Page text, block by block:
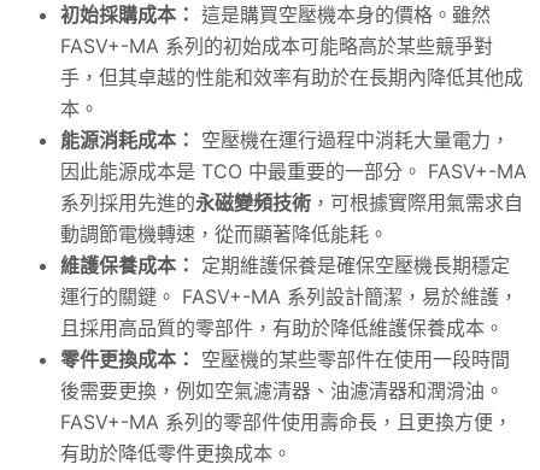
初始採購成本： 這是購買空壓機本身的價格。雖然
FASV+-MA 系列的初始成本可能略高於某些競爭對
手，但其卓越的性能和效率有助於在長期內降低其他成
本。
能源消耗成本： 空壓機在運行過程中消耗大量電力，
因此能源成本是 TCO 中最重要的一部分。 FASV+-MA
系列採用先進的永磁變頻技術 ，可根據實際用氣需求自
動調節電機轉速，從而顯著降低能耗。
維護保養成本： 定期維護保養是確保空壓機長期穩定
運行的關鍵。 FASV+-MA 系列設計簡潔，易於維護，
且採用高品質的零部件，有助於降低維護保養成本。
零件更換成本： 空壓機的某些零部件在使用一段時間
後需要更換，例如空氣濾清器、油濾清器和潤滑油。
FASV+-MA 系列的零部件使用壽命長，且更換方便，
有助於降低零件更換成本。